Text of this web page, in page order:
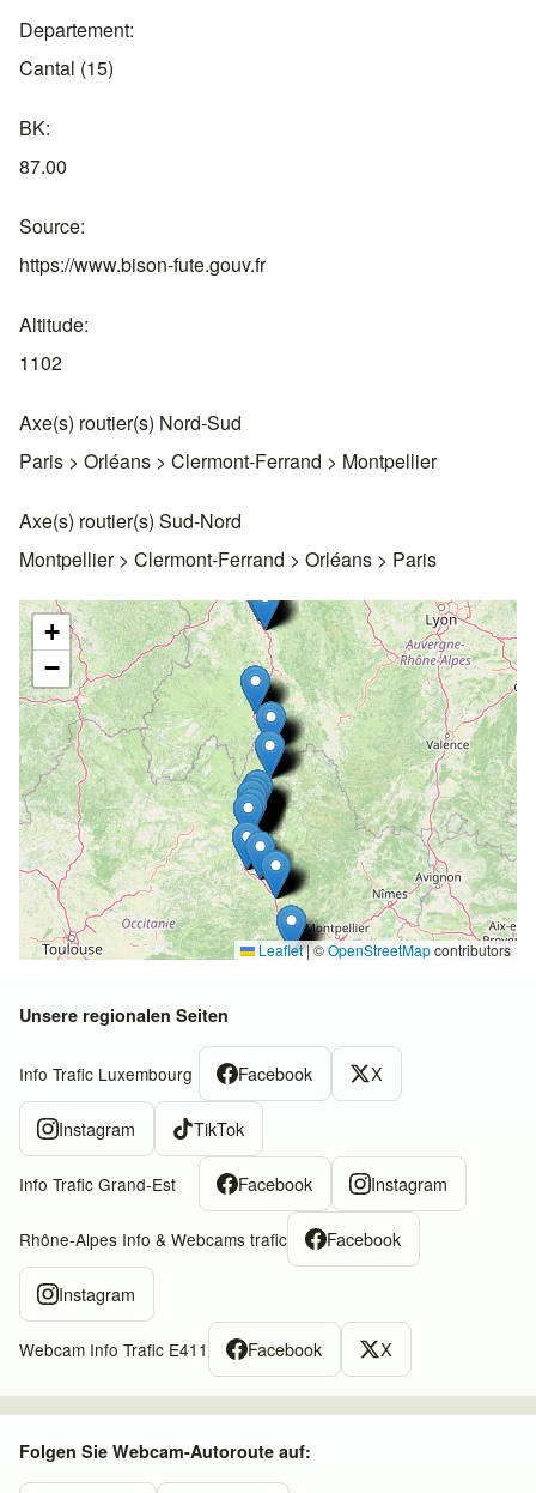
Departement
Cantal (15)
BK
87.00
Source
https://www.bison-fute.gouv.fr
Altitude
1102
Axe(s) routier(s) Nord-Sud
Paris > Orléans > Clermont-Ferrand > Montpellier
Axe(s) routier(s) Sud-Nord
Montpellier > Clermont-Ferrand > Orléans > Paris
+
−
Leaflet|©OpenStreetMapcontributors
Unsere regionalen Seiten
Info Trafic Luxembourg Facebook X
Instagram TikTok
Info Trafic Grand-Est Facebook Instagram
Rhône-Alpes Info & Webcams trafic Facebook
Instagram
Webcam Info Trafic E411 Facebook X
Folgen Sie Webcam-Autoroute auf: